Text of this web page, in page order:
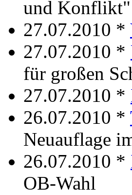
und
27.07.2010 *
27.07.2010 *
für großen
27.07.2010 *
26.07.2010 *
Neuauflage
26.07.2010 *
OB-Wahl